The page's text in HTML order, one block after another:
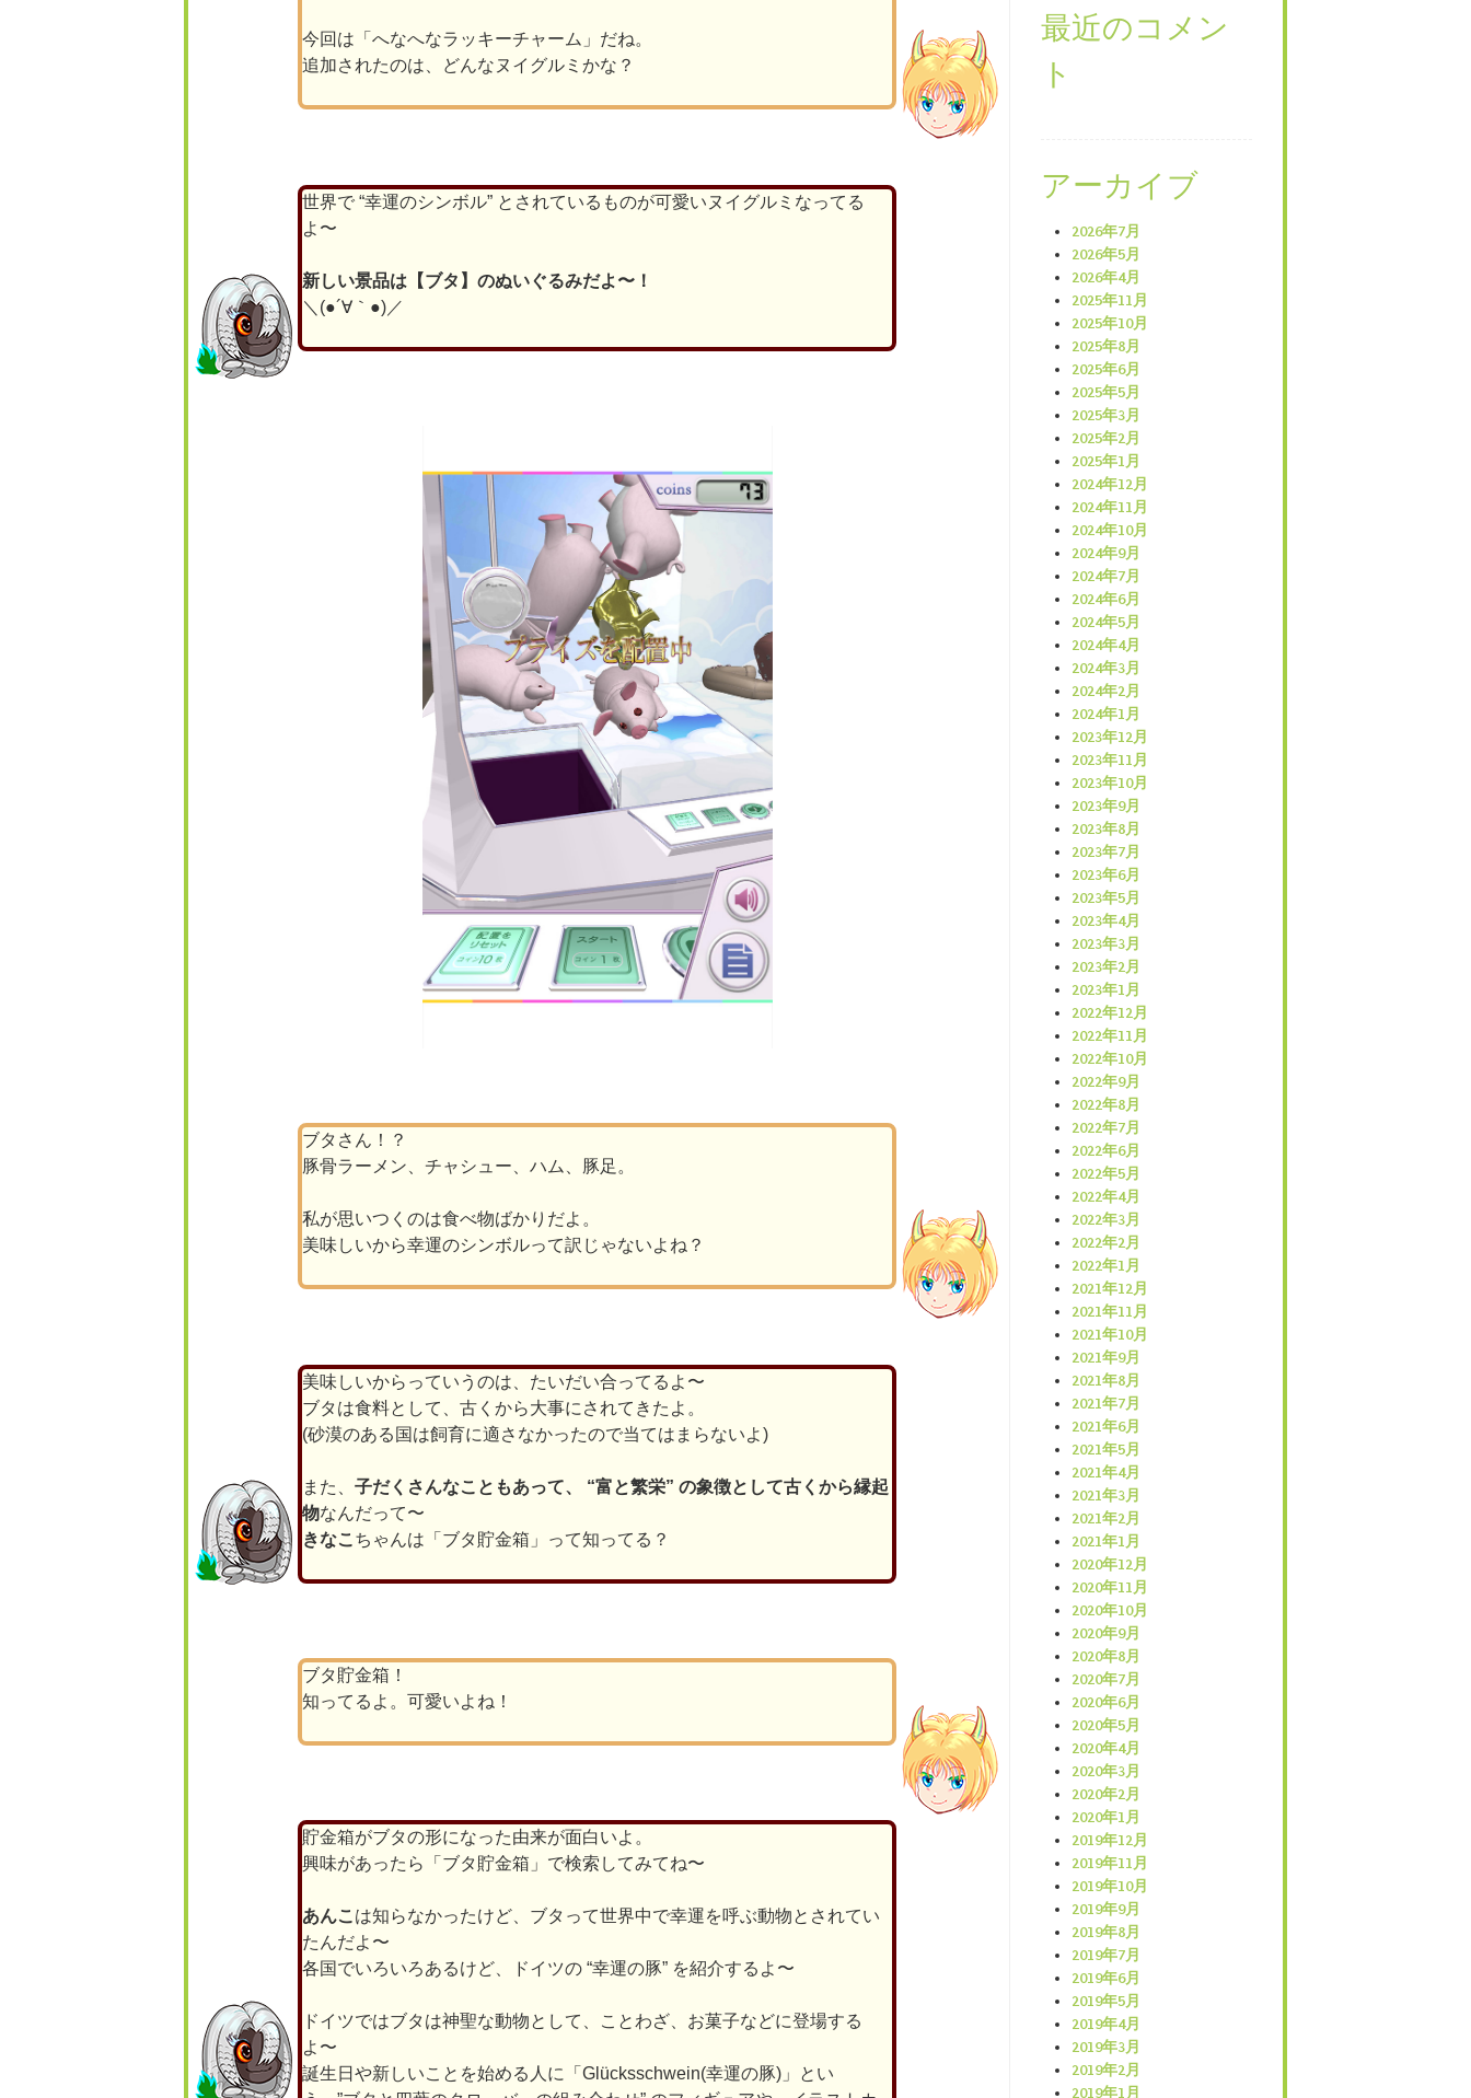
今回は「へなへなラッキーチャーム」だね。
追加されたのは、どんなヌイグルミかな？
世界で “幸運のシンボル” とされているものが可愛いヌイグルミなってる
よ〜
新しい景品は【ブタ】のぬいぐるみだよ〜！
＼(●´∀｀●)／
ブタさん！？
豚骨ラーメン、チャシュー、ハム、豚足。
私が思いつくのは食べ物ばかりだよ。
美味しいから幸運のシンボルって訳じゃないよね？
美味しいからっていうのは、たいだい合ってるよ〜
ブタは食料として、古くから大事にされてきたよ。
(砂漠のある国は飼育に適さなかったので当てはまらないよ)
また、子だくさんなこともあって、 “富と繁栄” の象徴として古くから縁起
物なんだって〜
きなこ ちゃんは「ブタ貯金箱」って知ってる？
ブタ貯金箱！
知ってるよ。可愛いよね！
貯金箱がブタの形になった由来が面白いよ。
興味があったら「ブタ貯金箱」で検索してみてね〜
あんこは知らなかったけど、ブタって世界中で幸運を呼ぶ動物とされてい
たんだよ〜
各国でいろいろあるけど、ドイツの “幸運の豚” を紹介するよ〜
ドイツではブタは神聖な動物として、ことわざ、お菓子などに登場する
よ〜
誕生日や新しいことを始める人に「Glücksschwein(幸運の豚)」とい
最近のコメン
ト
アーカイブ
2026年7月
2026年5月
2026年4月
2025年11月
2025年10月
2025年8月
2025年6月
2025年5月
2025年3月
2025年2月
2025年1月
2024年12月
2024年11月
2024年10月
2024年9月
2024年7月
2024年6月
2024年5月
2024年4月
2024年3月
2024年2月
2024年1月
2023年12月
2023年11月
2023年10月
2023年9月
2023年8月
2023年7月
2023年6月
2023年5月
2023年4月
2023年3月
2023年2月
2023年1月
2022年12月
2022年11月
2022年10月
2022年9月
2022年8月
2022年7月
2022年6月
2022年5月
2022年4月
2022年3月
2022年2月
2022年1月
2021年12月
2021年11月
2021年10月
2021年9月
2021年8月
2021年7月
2021年6月
2021年5月
2021年4月
2021年3月
2021年2月
2021年1月
2020年12月
2020年11月
2020年10月
2020年9月
2020年8月
2020年7月
2020年6月
2020年5月
2020年4月
2020年3月
2020年2月
2020年1月
2019年12月
2019年11月
2019年10月
2019年9月
2019年8月
2019年7月
2019年6月
2019年5月
2019年4月
2019年3月
2019年2月
2019年1月